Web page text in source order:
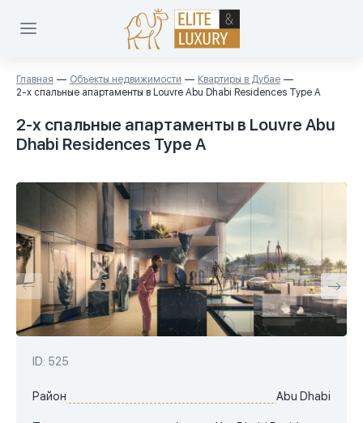
Главная Объекты недвижимости
Квартиры в Дубае
2-х спальные апартаменты в Louvre Abu Dhabi Residences Type A
2-х спальные апартаменты в Louvre Abu
Dhabi Residences Type A
ID: 525
Район Abu Dhabi